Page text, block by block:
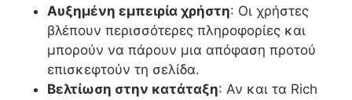
Αυξημένη εμπειρία χρήστη: Οι χρήστες
βλέπουν περισσότερες πληροφορίες και
μπορούν να πάρουν μια απόφαση προτού
επισκεφτούν τη σελίδα.
Βελτίωση στην κατάταξη: Αν και τα Rich